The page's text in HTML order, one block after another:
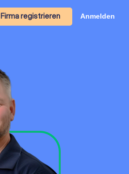
Firma registrieren Anmelden